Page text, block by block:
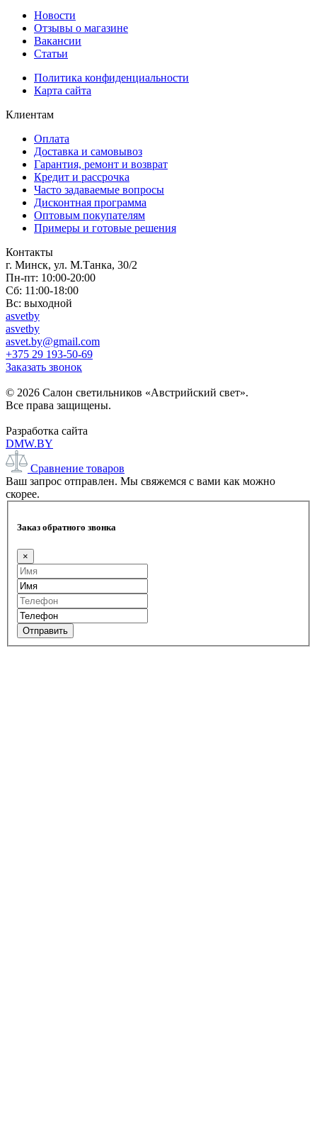
Новости
Отзывы о магазине
Вакансии
Статьи
Политика конфиденциальности
Карта сайта
Клиентам
Оплата
Доставка и самовывоз
Гарантия, ремонт и возврат
Кредит и рассрочка
Часто задаваемые вопросы
Дисконтная программа
Оптовым покупателям
Примеры и готовые решения
Контакты
г. Минск, ул. М.Танка, 30/2
Пн-пт: 10:00-20:00
Сб: 11:00-18:00
Вс: выходной
asvetby
asvetby
asvet.by@gmail.com
+375 29 193-50-69
Заказать звонок
© 2026 Салон светильников «Австрийский свет».
Все права защищены.
Разработка сайта
DMW.BY
Сравнение товаров
Ваш запрос отправлен. Мы свяжемся с вами как можно
скорее.
Заказ обратного звонка
×
Отправить